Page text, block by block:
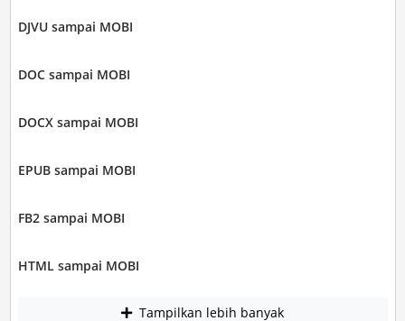
DJVU sampai MOBI
DOC sampai MOBI
DOCX sampai MOBI
EPUB sampai MOBI
FB2 sampai MOBI
HTML sampai MOBI
Tampilkan lebih banyak